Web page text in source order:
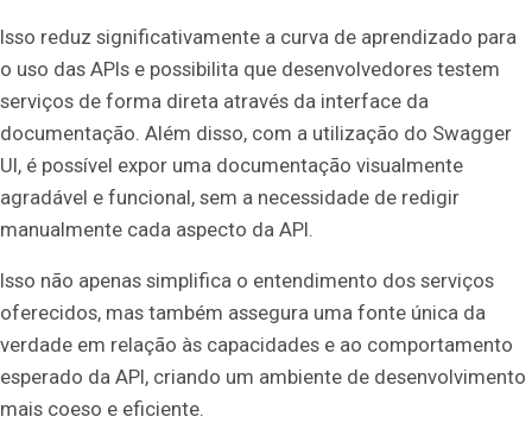
Isso reduz significativamente a curva de aprendizado para
o uso das APIs e possibilita que desenvolvedores testem
serviços de forma direta através da interface da
documentação. Além disso, com a utilização do Swagger
UI, é possível expor uma documentação visualmente
agradável e funcional, sem a necessidade de redigir
manualmente cada aspecto da API.
Isso não apenas simplifica o entendimento dos serviços
oferecidos, mas também assegura uma fonte única da
verdade em relação às capacidades e ao comportamento
esperado da API, criando um ambiente de desenvolvimento
mais coeso e eficiente.